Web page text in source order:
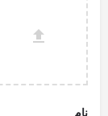
نام